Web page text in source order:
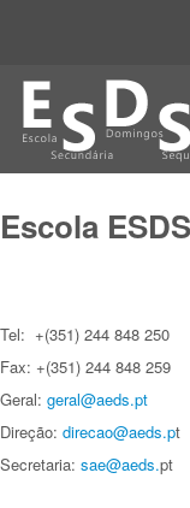
Escola ESDS
Tel: +(351) 244 848 250
Fax: +(351) 244 848 259
Geral: geral@aeds.pt
Direção: direcao@aeds.pt
Secretaria: sae@aeds.pt